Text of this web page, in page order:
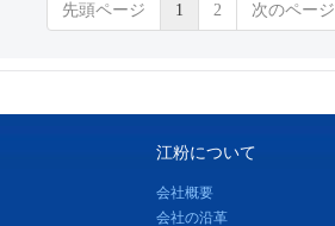
先頭ページ 1 2 次のページ
江粉について
会社概要
会社の沿革